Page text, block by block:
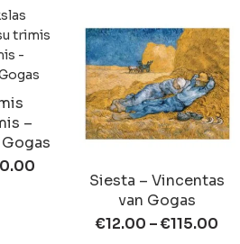
–
Siesta – Vincentas
van Gogas
€12.00 –€115.00